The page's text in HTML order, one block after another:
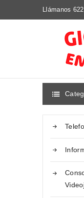
Llámanos
